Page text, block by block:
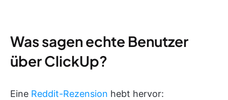
Was sagen echte Benutzer
über ClickUp?
Eine Reddit-Rezension hebt hervor: